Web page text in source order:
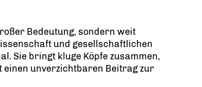
Bedeutung, sondern weit
und gesellschaftlichen
Sie bringt kluge Köpfe zusammen,
unverzichtbaren Beitrag zur